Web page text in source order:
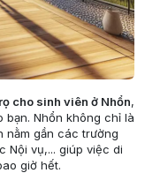
cho sinh viên ở Nhổn,
Nhổn không chỉ là
nằm gần các trường
Nội vụ,... giúp việc di
giờ hết.